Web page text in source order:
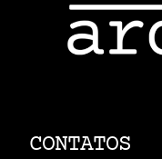
CONTATOS